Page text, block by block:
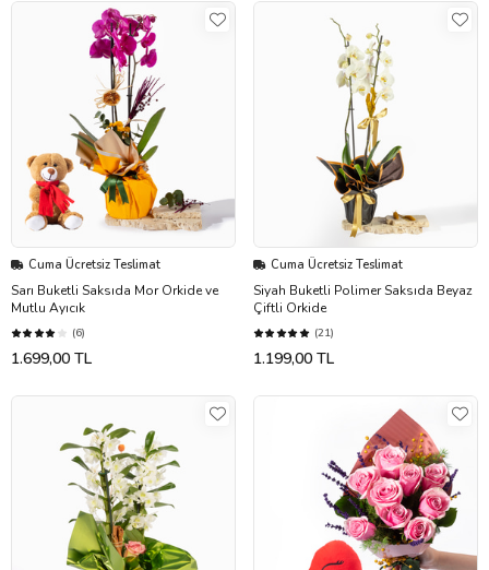
Cuma Ücretsiz Teslimat
Sarı Buketli Saksıda Mor Orkide ve
Mutlu Ayıcık
(6)
1.699,00 TL
Cuma Ücretsiz Teslimat
Siyah Buketli Polimer Saksıda Beyaz
Çiftli Orkide
(21)
1.199,00 TL